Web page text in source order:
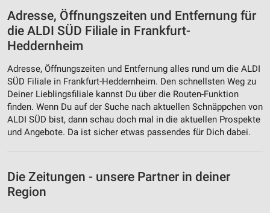
Adresse, Öffnungszeiten und Entfernung für
die ALDI SÜD Filiale in Frankfurt-
Heddernheim
Adresse, Öffnungszeiten und Entfernung alles rund um die ALDI
SÜD Filiale in Frankfurt-Heddernheim. Den schnellsten Weg zu
Deiner Lieblingsfiliale kannst Du über die Routen-Funktion
finden. Wenn Du auf der Suche nach aktuellen Schnäppchen von
ALDI SÜD bist, dann schau doch mal in die aktuellen Prospekte
und Angebote. Da ist sicher etwas passendes für Dich dabei.
Die Zeitungen - unsere Partner in deiner
Region